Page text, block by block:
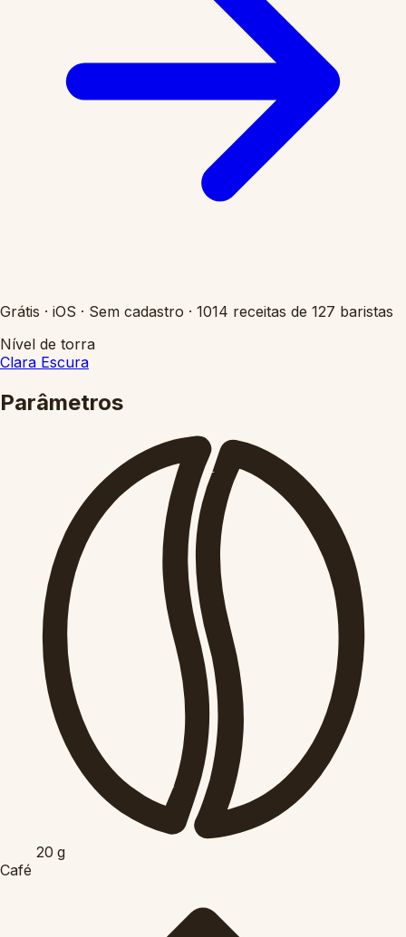
Grátis · iOS · Sem cadastro · 1014 receitas de 127 baristas
Nível de torra
Clara Escura
Parâmetros
20g
Café